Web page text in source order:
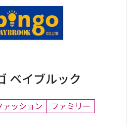
ベイブルック
ァッション ファミリー